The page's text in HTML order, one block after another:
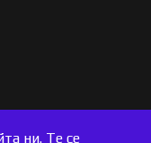
ни. Те се